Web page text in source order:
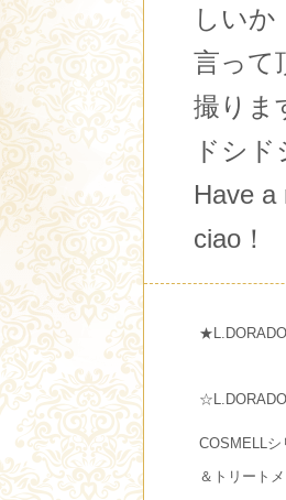
しいか
言って
撮りま
ドシ
Have a
ciao！
COSMELLシ
＆トリート